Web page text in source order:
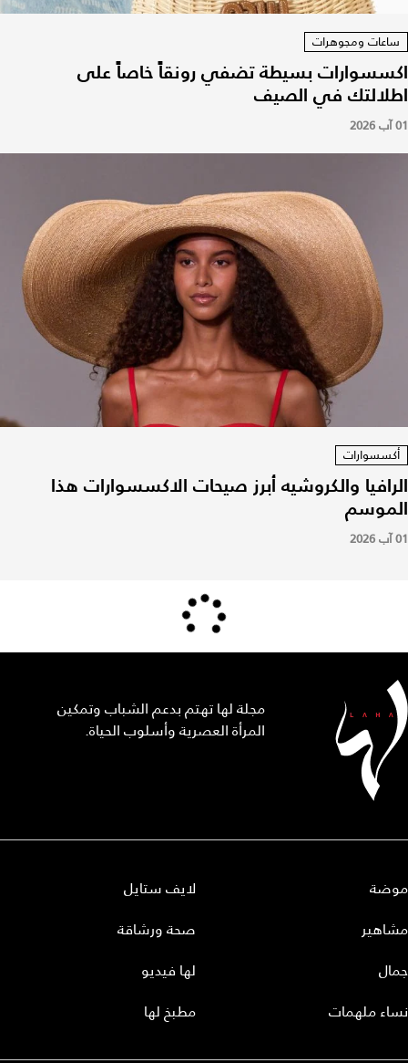
ساعات ومجوهرات
اكسسوارات بسيطة تضفي رونقاً خاصاً على
اطلالتك في الصيف
01 آب 2026
أكسسوارات
الرافيا والكروشيه أبرز صيحات الاكسسوارات هذا
الموسم
01 آب 2026
مجلة لها تهتم بدعم الشباب وتمكين
المرأة العصرية وأسلوب الحياة.
موضة
مشاهير
جمال
نساء ملهمات
لايف ستايل
صحة ورشاقة
لها فيديو
مطبخ لها